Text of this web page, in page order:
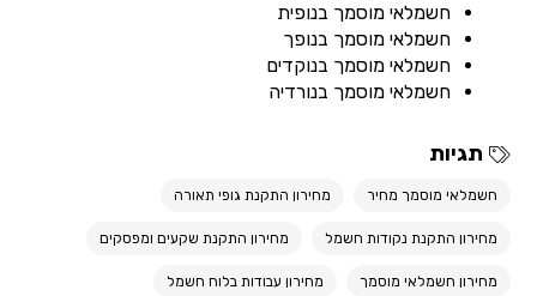
חשמלאי מוסמך בנופית
חשמלאי מוסמך בנופך
חשמלאי מוסמך בנוקדים
חשמלאי מוסמך בנורדיה
תגיות
חשמלאי מוסמך מחיר מחירון התקנת גופי תאורה
מחירון התקנת נקודות חשמל מחירון התקנת שקעים ומפסקים
מחירון חשמלאי מוסמך מחירון עבודות בלוח חשמל